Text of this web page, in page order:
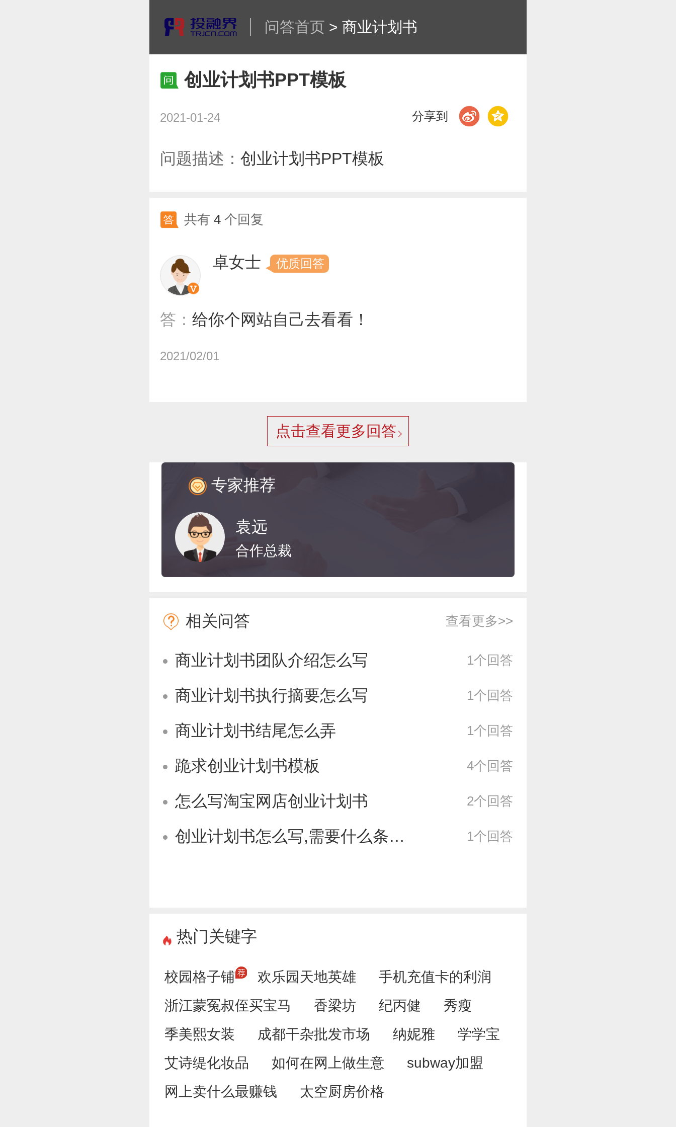
问答首页 > 商业计划书
创业计划书PPT模板
2021-01-24 分享到
问题描述： 创业计划书PPT模板
共有 4 个回复
卓女士 优质回答
答： 给你个网站自己去看看！
2021/02/01
点击查看更多回答
专家推荐
袁远
合作总裁
相关问答 查看更多>>
商业计划书团队介绍怎么写 1个回答
商业计划书执行摘要怎么写 1个回答
商业计划书结尾怎么弄 1个回答
跪求创业计划书模板 4个回答
怎么写淘宝网店创业计划书 2个回答
创业计划书怎么写,需要什么条件才能或的风险公司合作. 1个回答
热门关键字
校园格子铺 欢乐园天地英雄
手机充值卡的利润
浙江蒙冤叔侄买宝马
香梁坊 纪丙健
秀瘦
季美熙女装
成都干杂批发市场 纳妮雅
学学宝
艾诗缇化妆品
如何在网上做生意
subway加盟
网上卖什么最赚钱
太空厨房价格